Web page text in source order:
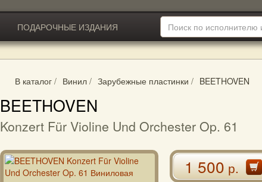
ПОДАРОЧНЫЕ ИЗДАНИЯ
В каталог / Винил / Зарубежные пластинки / BEETHOVEN
BEETHOVEN
Konzert Für Violine Und Orchester Op. 61
1 500р.